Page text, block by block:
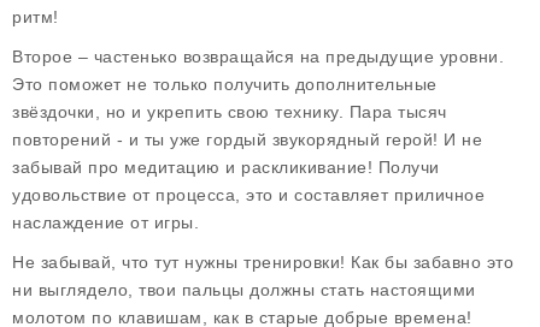
ритм!
Второе – частенько возвращайся на предыдущие уровни.
Это поможет не только получить дополнительные
звёздочки, но и укрепить свою технику. Пара тысяч
повторений - и ты уже гордый звукорядный герой! И не
забывай про медитацию и раскликивание! Получи
удовольствие от процесса, это и составляет приличное
наслаждение от игры.
Не забывай, что тут нужны тренировки! Как бы забавно это
ни выглядело, твои пальцы должны стать настоящими
молотом по клавишам, как в старые добрые времена!